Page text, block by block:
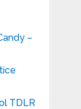
–
TDLR